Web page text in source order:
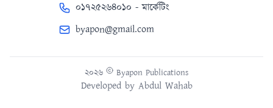
০১৭২৫২৬৪০১০ - মার্কেটিং
byapon@gmail.com
২০২৬ Byapon Publications
Developed by Abdul Wahab